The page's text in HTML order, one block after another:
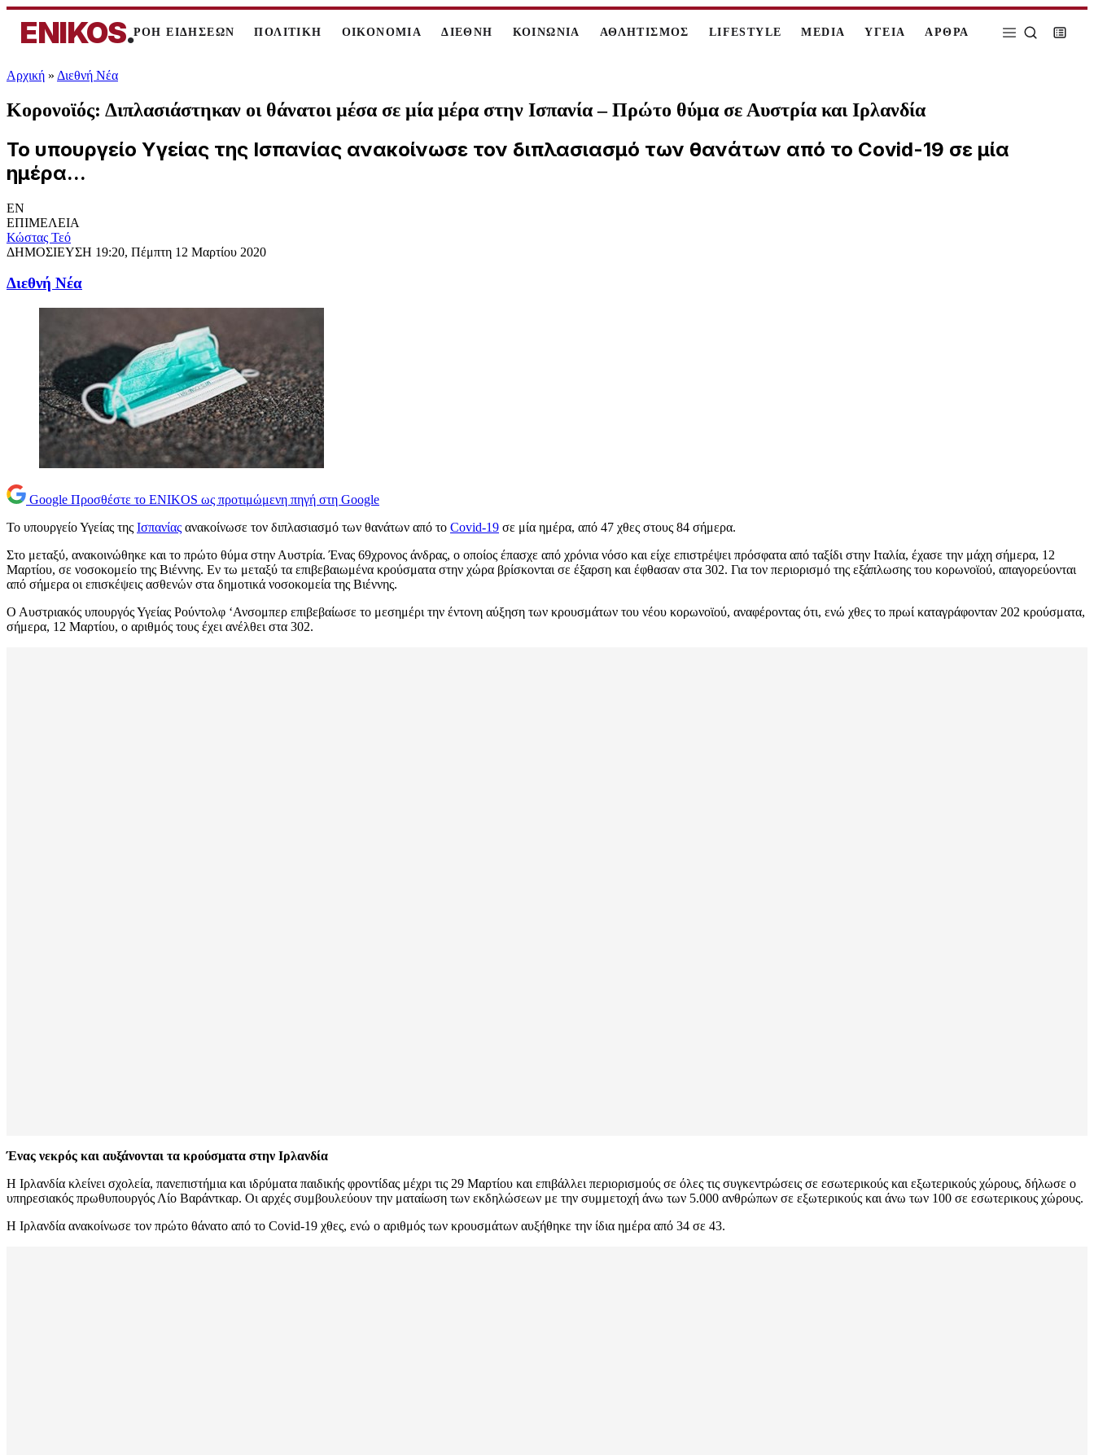
ENIKOS.ΡΟΗ ΕΙΔΗΣΕΩΝ ΠΟΛΙΤΙΚΗ ΟΙΚΟΝΟΜΙΑ ΔΙΕΘΝΗ ΚΟΙΝΩΝΙΑ ΑΘΛΗΤΙΣΜΟΣ LIFESTYLE MEDIA ΥΓΕΙΑ ΑΡΘΡΑ
Αρχική » Διεθνή Νέα
Κορονοϊός: Διπλασιάστηκαν οι θάνατοι μέσα σε μία μέρα στην Ισπανία – Πρώτο θύμα σε Αυστρία και Ιρλανδία
Το υπουργείο Υγείας της Ισπανίας ανακοίνωσε τον διπλασιασμό των θανάτων από το Covid-19 σε μία
ημέρα...
EN
ΕΠΙΜΕΛΕΙΑ
Κώστας Τεό
ΔΗΜΟΣΙΕΥΣΗ 19:20, Πέμπτη 12 Μαρτίου 2020
Διεθνή Νέα
Google Προσθέστε το ENIKOS ως προτιμώμενη πηγή στη Google
Το υπουργείο Υγείας της Ισπανίας ανακοίνωσε τον διπλασιασμό των θανάτων από το Covid-19 σε μία ημέρα, από 47 χθες στους 84 σήμερα.
Στο μεταξύ, ανακοινώθηκε και το πρώτο θύμα στην Αυστρία. Ένας 69χρονος άνδρας, ο οποίος έπασχε από χρόνια νόσο και είχε επιστρέψει πρόσφατα από ταξίδι στην Ιταλία, έχασε την μάχη σήμερα, 12
Μαρτίου, σε νοσοκομείο της Βιέννης. Εν τω μεταξύ τα επιβεβαιωμένα κρούσματα στην χώρα βρίσκονται σε έξαρση και έφθασαν στα 302. Για τον περιορισμό της εξάπλωσης του κορωνοϊού, απαγορεύονται
από σήμερα οι επισκέψεις ασθενών στα δημοτικά νοσοκομεία της Βιέννης.
Ο Αυστριακός υπουργός Υγείας Ρούντολφ ‘Ανσομπερ επιβεβαίωσε το μεσημέρι την έντονη αύξηση των κρουσμάτων του νέου κορωνοϊού, αναφέροντας ότι, ενώ χθες το πρωί καταγράφονταν 202 κρούσματα,
σήμερα, 12 Μαρτίου, ο αριθμός τους έχει ανέλθει στα 302.
Ένας νεκρός και αυξάνονται τα κρούσματα στην Ιρλανδία
Η Ιρλανδία κλείνει σχολεία, πανεπιστήμια και ιδρύματα παιδικής φροντίδας μέχρι τις 29 Μαρτίου και επιβάλλει περιορισμούς σε όλες τις συγκεντρώσεις σε εσωτερικούς και εξωτερικούς χώρους, δήλωσε ο
υπηρεσιακός πρωθυπουργός Λίο Βαράντκαρ. Οι αρχές συμβουλεύουν την ματαίωση των εκδηλώσεων με την συμμετοχή άνω των 5.000 ανθρώπων σε εξωτερικούς και άνω των 100 σε εσωτερικους χώρους.
Η Ιρλανδία ανακοίνωσε τον πρώτο θάνατο από το Covid-19 χθες, ενώ ο αριθμός των κρουσμάτων αυξήθηκε την ίδια ημέρα από 34 σε 43.